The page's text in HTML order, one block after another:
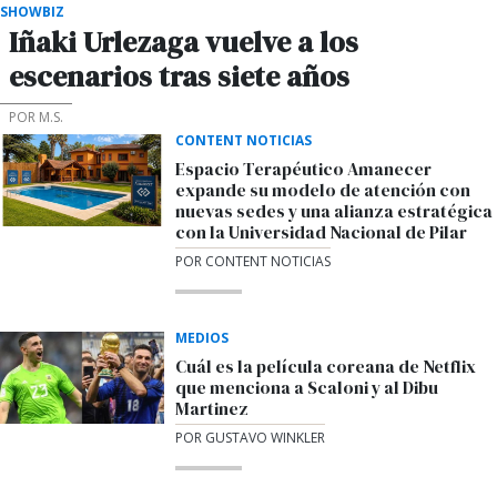
SHOWBIZ
Iñaki Urlezaga vuelve a los
escenarios tras siete años
POR M.S.
CONTENT NOTICIAS
Espacio Terapéutico Amanecer
expande su modelo de atención con
nuevas sedes y una alianza estratégica
con la Universidad Nacional de Pilar
POR CONTENT NOTICIAS
MEDIOS
Cuál es la película coreana de Netflix
que menciona a Scaloni y al Dibu
Martinez
POR GUSTAVO WINKLER